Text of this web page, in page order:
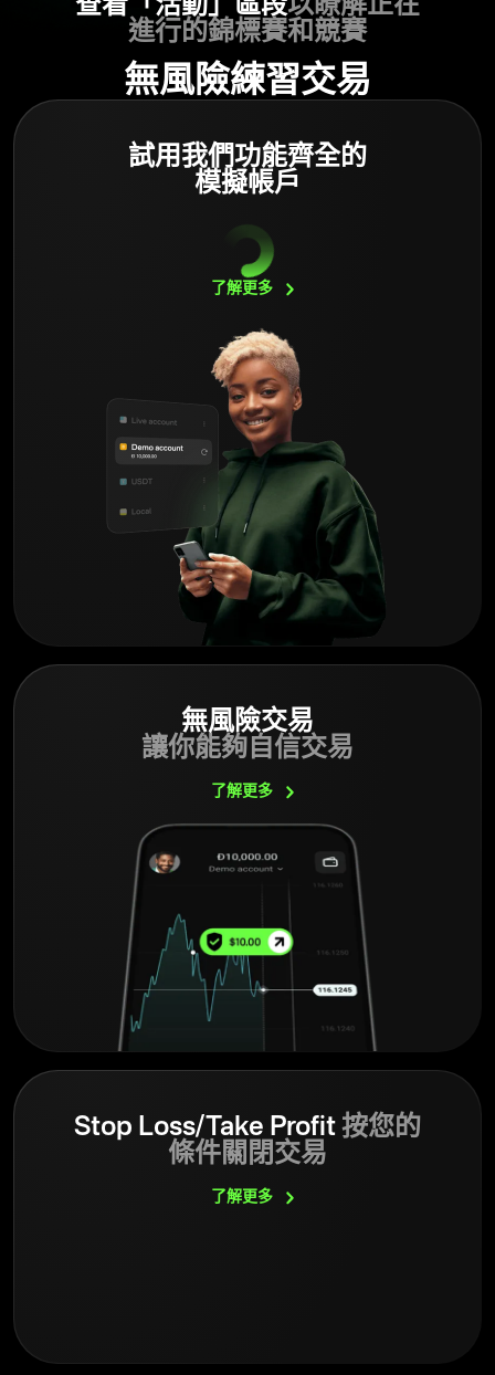
查看「活動」區段以瞭解正在
進行的錦標賽和競賽
無風險練習交易
試用我們功能齊全的
模擬帳戶
了解更多
無風險交易
讓你能夠自信交易
了解更多
Stop Loss/Take Profit 按您的
條件關閉交易
了解更多